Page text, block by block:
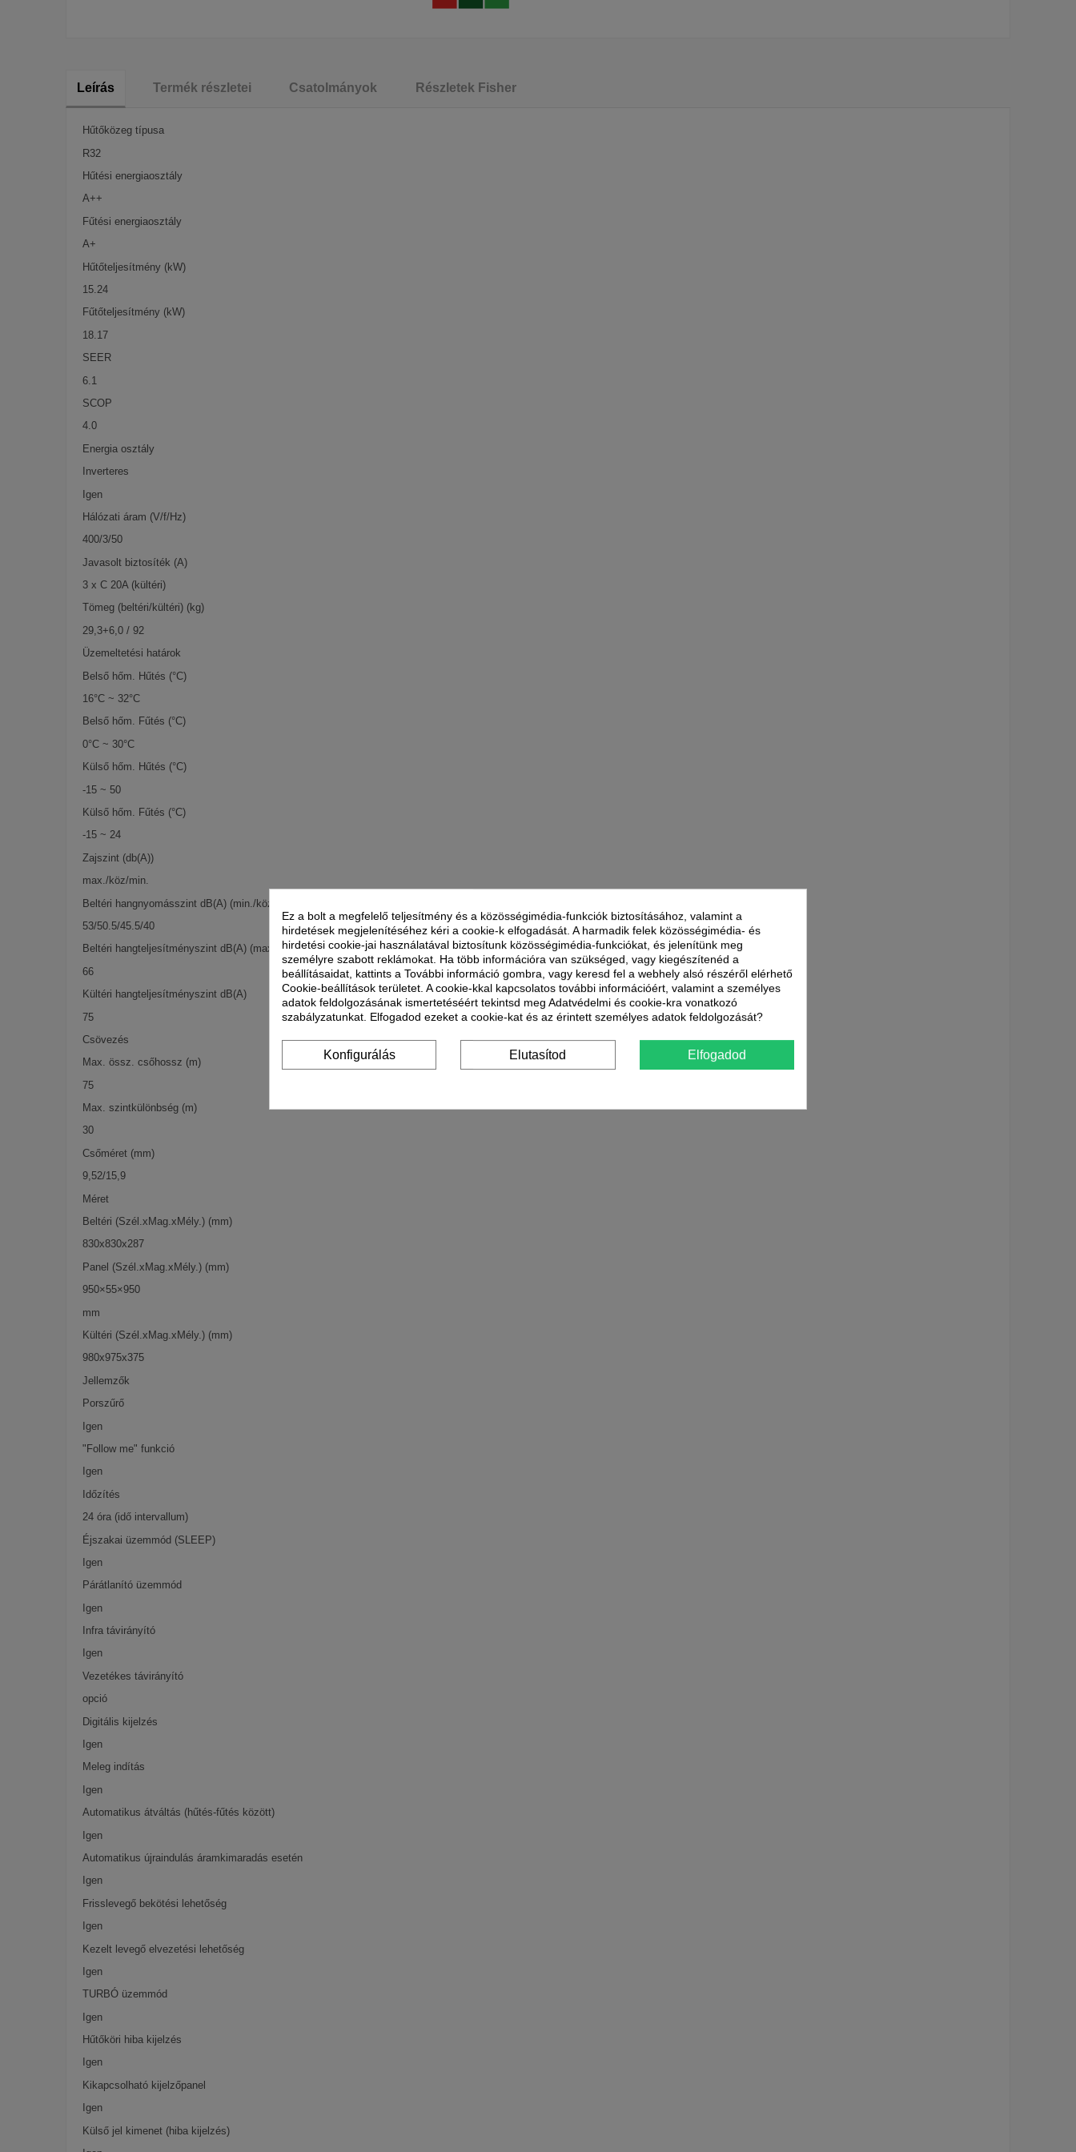
Leírás Termék részletei Csatolmányok Részletek Fisher
Hűtőközeg típusa
R32
Hűtési energiaosztály
A++
Fűtési energiaosztály
A+
Hűtőteljesítmény (kW)
15.24
Fűtőteljesítmény (kW)
18.17
SEER
6.1
SCOP
4.0
Energia osztály
Inverteres
Igen
Hálózati áram (V/f/Hz)
400/3/50
Javasolt biztosíték (A)
3 x C 20A (kültéri)
Tömeg (beltéri/kültéri) (kg)
29,3+6,0 / 92
Üzemeltetési határok
Belső hőm. Hűtés (°C)
16°C ~ 32°C
Belső hőm. Fűtés (°C)
0°C ~ 30°C
Külső hőm. Hűtés (°C)
-15 ~ 50
Külső hőm. Fűtés (°C)
-15 ~ 24
Zajszint (db(A))
max./köz/min.
Beltéri hangnyomásszint dB(A) (min./köz./max.) v. (max.)
53/50.5/45.5/40
Beltéri hangteljesítményszint dB(A) (max.)
66
Kültéri hangteljesítményszint dB(A)
75
Csövezés
Max. össz. csőhossz (m)
75
Max. szintkülönbség (m)
30
Csőméret (mm)
9,52/15,9
Méret
Beltéri (Szél.xMag.xMély.) (mm)
830x830x287
Panel (Szél.xMag.xMély.) (mm)
950×55×950
mm
Kültéri (Szél.xMag.xMély.) (mm)
980x975x375
Jellemzők
Porszűrő
Igen
"Follow me" funkció
Igen
Időzítés
24 óra (idő intervallum)
Éjszakai üzemmód (SLEEP)
Igen
Párátlanító üzemmód
Igen
Infra távirányító
Igen
Vezetékes távirányító
opció
Digitális kijelzés
Igen
Meleg indítás
Igen
Automatikus átváltás (hűtés-fűtés között)
Igen
Automatikus újraindulás áramkimaradás esetén
Igen
Frisslevegő bekötési lehetőség
Igen
Kezelt levegő elvezetési lehetőség
Igen
TURBÓ üzemmód
Igen
Hűtőköri hiba kijelzés
Igen
Kikapcsolható kijelzőpanel
Igen
Külső jel kimenet (hiba kijelzés)
Ez a bolt a megfelelő teljesítmény és a közösségimédia-funkciók biztosításához, valamint a
hirdetések megjelenítéséhez kéri a cookie-k elfogadását. A harmadik felek közösségimédia- és
hirdetési cookie-jai használatával biztosítunk közösségimédia-funkciókat, és jelenítünk meg
személyre szabott reklámokat. Ha több információra van szükséged, vagy kiegészítenéd a
beállításaidat, kattints a További információ gombra, vagy keresd fel a webhely alsó részéről elérhető
Cookie-beállítások területet. A cookie-kkal kapcsolatos további információért, valamint a személyes
adatok feldolgozásának ismertetéséért tekintsd meg Adatvédelmi és cookie-kra vonatkozó
szabályzatunkat. Elfogadod ezeket a cookie-kat és az érintett személyes adatok feldolgozását?
Konfigurálás Elutasítod Elfogadod